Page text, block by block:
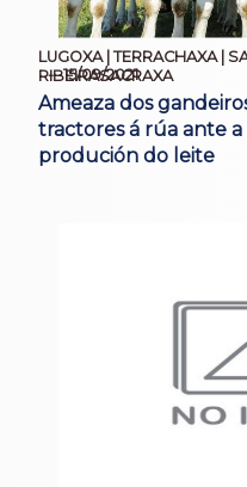
LUGOXA | TERRACHAXA |
RIBEIRASACRAXA
15/09/2021
Ameaza dos
tractores á rúa ante
produción do leite